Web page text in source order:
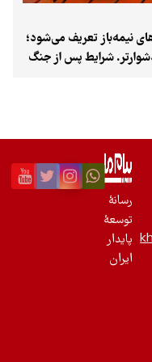
نیمه‌باز تعریف می‌شود؛
شرایط پس از جنگ
رسانۀ
توسعۀ
پایدار
ایران